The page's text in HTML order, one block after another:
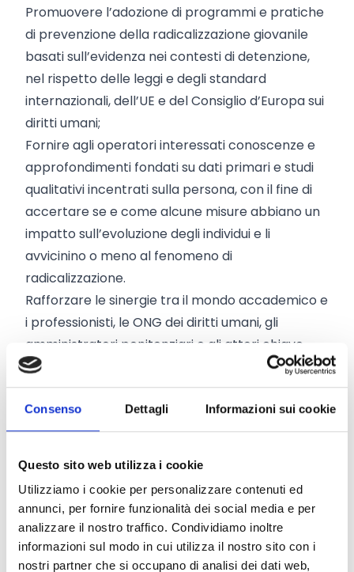
Consenso Dettagli Informazioni sui cookie
Questo sito web utilizza i cookie
Utilizziamo i cookie per personalizzare contenuti ed
annunci, per fornire funzionalità dei social media e per
analizzare il nostro traffico. Condividiamo inoltre
informazioni sul modo in cui utilizza il nostro sito con i
nostri partner che si occupano di analisi dei dati web,
Promuovere l’adozione di programmi e pratiche
di prevenzione della radicalizzazione giovanile
basati sull’evidenza nei contesti di detenzione,
nel rispetto delle leggi e degli standard
internazionali, dell’UE e del Consiglio d’Europa sui
diritti umani;
Fornire agli operatori interessati conoscenze e
approfondimenti fondati su dati primari e studi
qualitativi incentrati sulla persona, con il fine di
accertare se e come alcune misure abbiano un
impatto sull’evoluzione degli individui e li
avvicinino o meno al fenomeno di
radicalizzazione.
Rafforzare le sinergie tra il mondo accademico e
i professionisti, le ONG dei diritti umani, gli
amministratori penitenziari e gli attori chiave.
Attività
Il progetto si fonda sulle seguenti attività
principali:
Analisi. Raccolta di dati quantitativi qualitativi,
esistenti, approcci, interventi, programmi di
formazione, relativi alla prevenzione della
radicalizzazione nei contesti carcerari e di
libertà vigilata, con particolare attenzione ai
giovani adulti nel contesto europeo. Tale attività